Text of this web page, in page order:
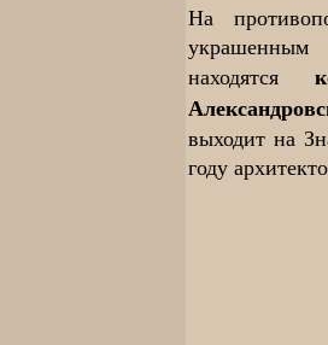
На
украшенным
находятся
выходит на
году